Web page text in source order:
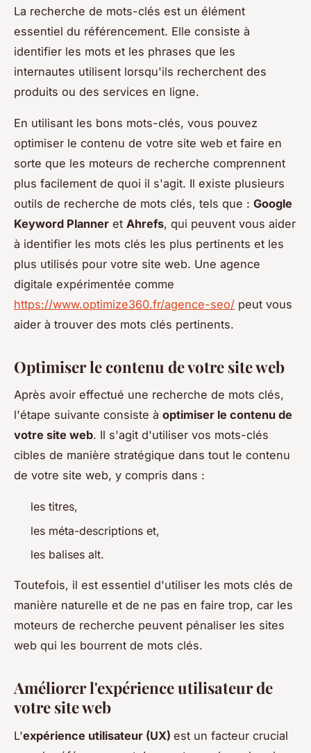
La recherche de mots-clés est un élément
essentiel du référencement. Elle consiste à
identifier les mots et les phrases que les
internautes utilisent lorsqu'ils recherchent des
produits ou des services en ligne.
En utilisant les bons mots-clés, vous pouvez
optimiser le contenu de votre site web et faire en
sorte que les moteurs de recherche comprennent
plus facilement de quoi il s'agit. Il existe plusieurs
outils de recherche de mots clés, tels que : Google
Keyword Planner et Ahrefs, qui peuvent vous aider
à identifier les mots clés les plus pertinents et les
plus utilisés pour votre site web. Une agence
digitale expérimentée comme
https://www.optimize360.fr/agence-seo/ peut vous
aider à trouver des mots clés pertinents.
Optimiser le contenu de votre site web
Après avoir effectué une recherche de mots clés,
l'étape suivante consiste à optimiser le contenu de
votre site web. Il s'agit d'utiliser vos mots-clés
cibles de manière stratégique dans tout le contenu
de votre site web, y compris dans :
les titres,
les méta-descriptions et,
les balises alt.
Toutefois, il est essentiel d'utiliser les mots clés de
manière naturelle et de ne pas en faire trop, car les
moteurs de recherche peuvent pénaliser les sites
web qui les bourrent de mots clés.
Améliorer l'expérience utilisateur de
votre site web
L'expérience utilisateur (UX) est un facteur crucial